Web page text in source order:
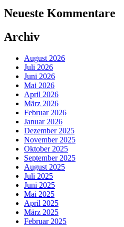
Neueste Kommentare
Archiv
August 2026
Juli 2026
Juni 2026
Mai 2026
April 2026
März 2026
Februar 2026
Januar 2026
Dezember 2025
November 2025
Oktober 2025
September 2025
August 2025
Juli 2025
Juni 2025
Mai 2025
April 2025
März 2025
Februar 2025